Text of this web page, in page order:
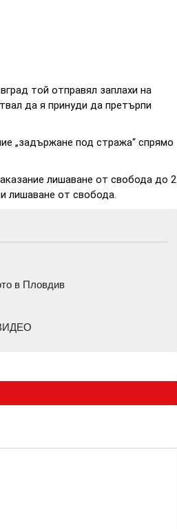
той отправял заплахи на
да я принуди да претърпи
„задържане под стража“ спрямо
лишаване от свобода до 2
лишаване от свобода.
в Пловдив